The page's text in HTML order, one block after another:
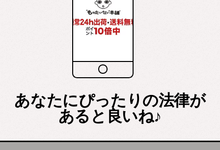
あなたにぴったりの法律が
あると良いね♪